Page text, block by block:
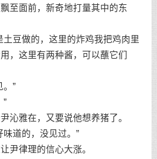
至面前，新奇地打量其中的东
土豆做的，这里的炸鸡我把鸡肉里
，这里有两种酱，可以蘸它们
。”
”
沁雅在，又要说他想养猪了。
味道的，没见过。”
尹律理的信心大涨。